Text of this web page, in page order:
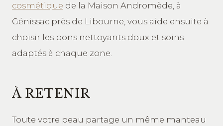
cosmétique de la Maison Andromède, à
Génissac près de Libourne, vous aide ensuite à
choisir les bons nettoyants doux et soins
adaptés à chaque zone.
À RETENIR
Toute votre peau partage un même manteau